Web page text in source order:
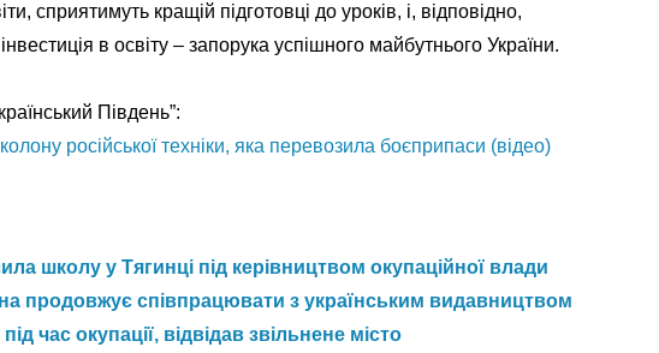
сприятимуть кращій підготовці до уроків, і, відповідно,
в освіту – запорука успішного майбутнього України.
Південь”:
російської техніки, яка перевозила боєприпаси (відео)
школу у Тягинці під керівництвом окупаційної влади
продовжує співпрацювати з українським видавництвом
час окупації, відвідав звільнене місто